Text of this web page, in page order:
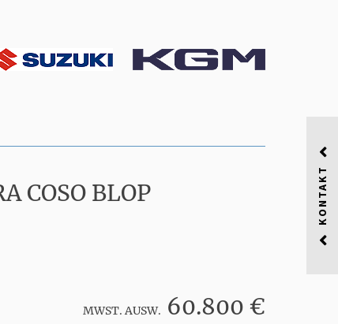
KONTAKT
COSO BLOP
MWST. AUSW. 60.800 €